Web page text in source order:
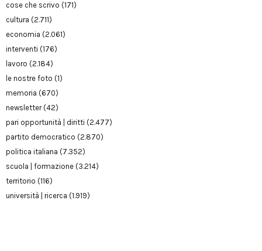
cose che scrivo (171)
cultura (2.711)
economia (2.061)
interventi (176)
lavoro (2.184)
le nostre foto (1)
memoria (670)
newsletter(42)
pari opportunità | diritti (2.477)
partito democratico (2.870)
politica italiana (7.352)
scuola | formazione (3.214)
territorio (116)
università | ricerca (1.919)